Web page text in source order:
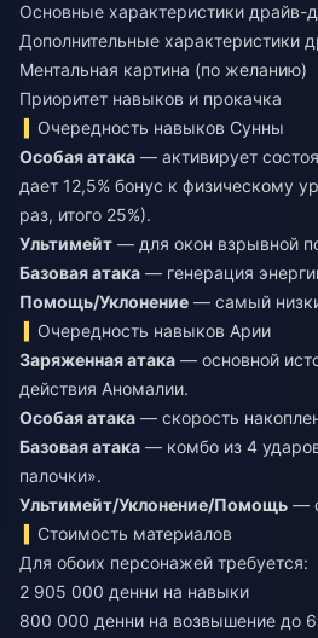
Основные характеристики драйв-
Дополнительные характеристики
Ментальная картина (по желанию)
Приоритет навыков и прокачка
Очередность навыков Сунны
Особая атака — активирует
дает 12,5% бонус к физическому
раз, итого 25%).
Ультимейт — для окон взрывной
Базовая атака — генерация
Помощь/Уклонение — самый
Очередность навыков Арии
Заряженная атака — основной
действия Аномалии.
Особая атака — скорость
Базовая атака — комбо из 4
палочки».
Ультимейт/Уклонение/Помощь —
Стоимость материалов
Для обоих персонажей требуется:
2 905 000 денни на навыки
800 000 денни на возвышение до